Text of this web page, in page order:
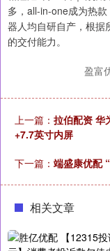
多，all-in-one成为热
器人均自研自产，根据
的交付能力。
盈富
上一篇： 拉伯配资 华
+7.7英寸内屏
下一篇： 端盛康优配
相关文章